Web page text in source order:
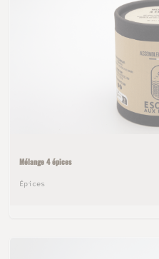
Mélange 4 épices
Épices